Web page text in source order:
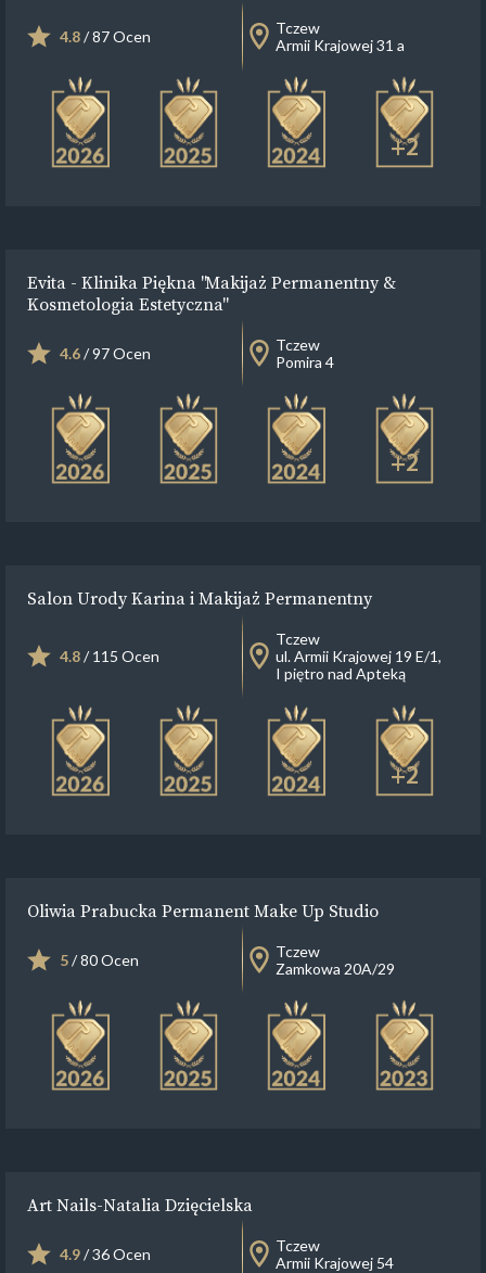
4.8/ 87 Ocen
Tczew
Armii Krajowej 31 a
+2
Evita - Klinika Piękna "Makijaż Permanentny &
Kosmetologia Estetyczna"
4.6/ 97 Ocen
Tczew
Pomira 4
+2
Salon Urody Karina i Makijaż Permanentny
4.8/ 115 Ocen
Tczew
ul. Armii Krajowej 19 E/1,
I piętro nad Apteką
+2
Oliwia Prabucka Permanent Make Up Studio
5/ 80 Ocen
Tczew
Zamkowa 20A/29
Art Nails-Natalia Dzięcielska
4.9/ 36 Ocen
Tczew
Armii Krajowej 54